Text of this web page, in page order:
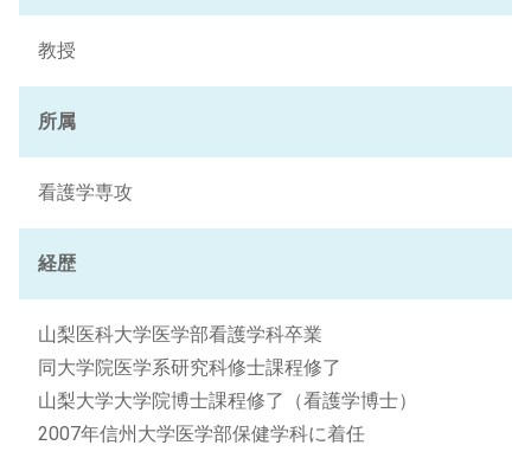
教授
所属
看護学専攻
経歴
山梨医科大学医学部看護学科卒業
同大学院医学系研究科修士課程修了
山梨大学大学院博士課程修了（看護学博士）
2007年信州大学医学部保健学科に着任